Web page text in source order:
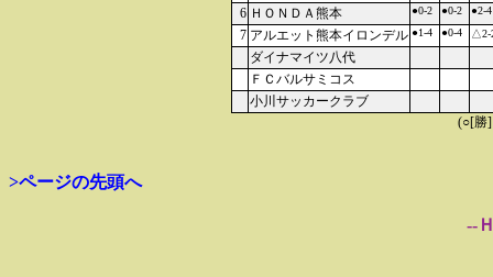
6 ＨＯＮＤＡ熊本 ●0-2 ●0-2 ●2-4
7 アルエット熊本イロンデル ●1-4 ●0-4 △2-
ダイナマイツ八代
ＦＣバルサミコス
小川サッカークラブ
(○[勝
>ページの先頭へ
--